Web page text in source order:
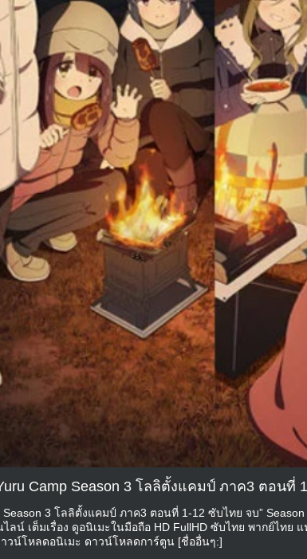
Camp Season 3 โลลิตั้งแคมป์ ภาค3 ตอนที่
Season 3 โลลิตั้งแคมป์ ภาค3 ตอนที่ 1-12 ซับไทย จบ”
ลน์ เต็มเรื่อง ดูอนิเมะในมือถือ HD FullHD ซับไทย พากย์ไทย
วน์โหลดอนิเมะ ดาวน์โหลดการ์ตูน [ชื่ออื่นๆ:]